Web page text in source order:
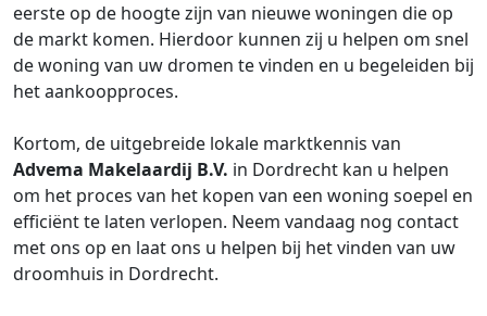
eerste op de hoogte zijn van nieuwe woningen die op
de markt komen. Hierdoor kunnen zij u helpen om snel
de woning van uw dromen te vinden en u begeleiden bij
het aankoopproces.
Kortom, de uitgebreide lokale marktkennis van
Advema Makelaardij B.V. in Dordrecht kan u helpen
om het proces van het kopen van een woning soepel en
efficiënt te laten verlopen. Neem vandaag nog contact
met ons op en laat ons u helpen bij het vinden van uw
droomhuis in Dordrecht.